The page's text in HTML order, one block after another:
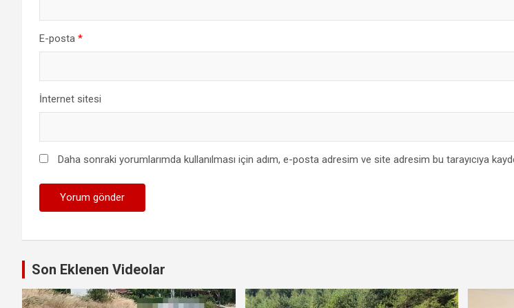
E-posta *
İnternet sitesi
Daha sonraki yorumlarımda kullanılması için adım, e-posta adresim ve site adresim bu tarayıcıya
Son Eklenen Videolar